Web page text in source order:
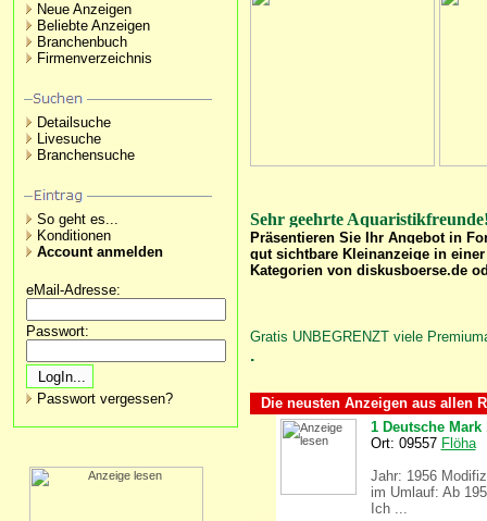
Neue Anzeigen
Beliebte Anzeigen
Branchenbuch
Firmenverzeichnis
Detailsuche
Livesuche
Branchensuche
So geht es...
Konditionen
Account anmelden
eMail-Adresse:
Passwort:
Passwort vergessen?
Sehr geehrte
Präsentieren Sie Ihr Angebot in
gut sichtbare Kleinanzeige in
Kategorien von diskusboerse.de
Gratis UNBEGRENZT viele
.
Die neusten Anzeigen aus allen
1 Deutsche Mark
Ort: 09557 Flöha
Jahr: 1956
im Umlauf: Ab
Ich ...